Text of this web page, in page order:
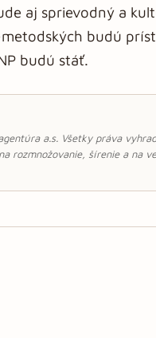
aj sprievodný a
budú
budú stáť.
a.s. Všetky práva
rozmnožovanie, šírenie a na